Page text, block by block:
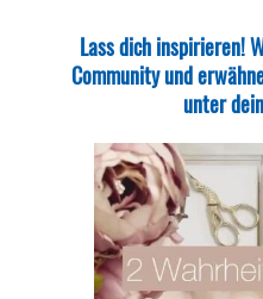
Lass dich inspirieren!
Community und
unter